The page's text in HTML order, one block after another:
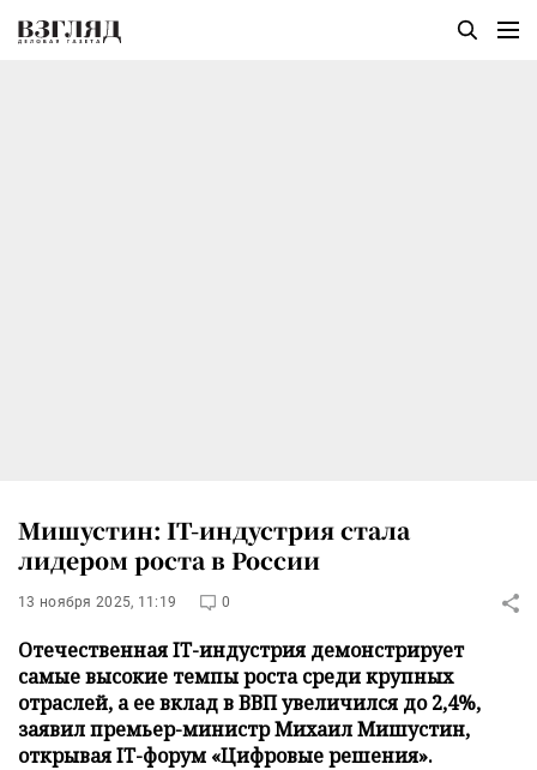
Мишустин: IT-индустрия стала
лидером роста в России
13 ноября 2025, 11:19 0
Отечественная IT-индустрия демонстрирует
самые высокие темпы роста среди крупных
отраслей, а ее вклад в ВВП увеличился до 2,4%,
заявил премьер-министр Михаил Мишустин,
открывая IT-форум «Цифровые решения».